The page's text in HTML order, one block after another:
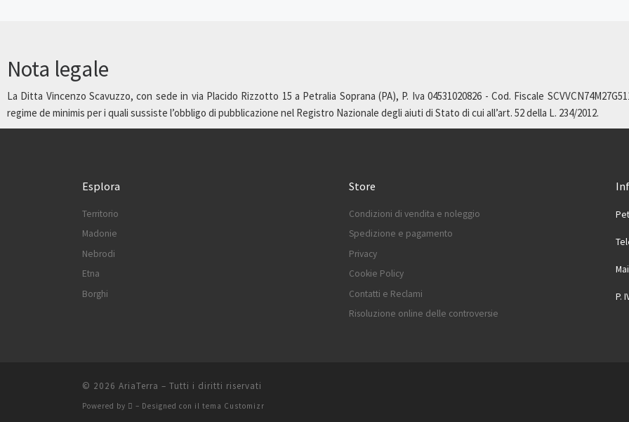
Nota legale
La Ditta Vincenzo Scavuzzo, con sede in via Placido Rizzotto 15 a Petralia Soprana (PA), P. Iva 04531020826 - Cod. Fiscale
regime de minimis per i quali sussiste l’obbligo di pubblicazione nel Registro Nazionale degli aiuti di Stato di cui all’art. 52 della L. 234/2012.
Esplora
Territorio
Madonie
Nebrodi
Etna
Borghi
Store
Condizioni di vendita e noleggio
Spedizione e pagamento
Privacy
Cookie Policy
Contatti e Reclami
Risoluzione online delle controversie
P.
© 2026 AriaTerra – Tutti i diritti riservati
Powered by – Designed con il tema Customizr